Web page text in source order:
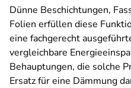
Dünne Beschichtungen,
Folien erfüllen diese
eine fachgerecht
vergleichbare
Behauptungen, die solche
Ersatz für eine Dämmung